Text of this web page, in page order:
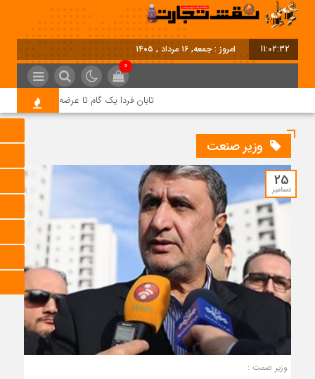
11:02:33 امروز : جمعه, ۱۶ مرداد , ۱۴۰۵
0
تابان فردا یک گام تا عرضه اولیه؛ نماد
وزیر صنعت
25
دسامبر
وزیر صمت :